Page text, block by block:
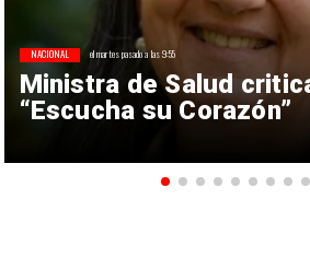
Ministra de Salud
“Escucha su Corazón”
NACIONAL el martes pasado a las 9:55